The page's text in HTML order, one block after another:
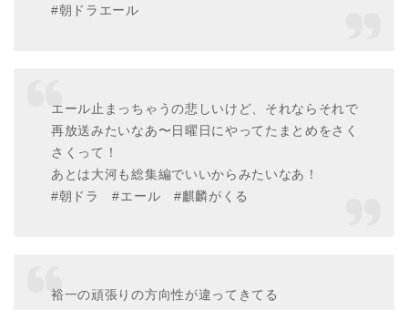
#朝ドラエール
エール止まっちゃうの悲しいけど、それならそれで
再放送みたいなあ〜日曜日にやってたまとめをさく
さくって！
あとは大河も総集編でいいからみたいなあ！
#朝ドラ #エール #麒麟がくる
裕一の頑張りの方向性が違ってきてる